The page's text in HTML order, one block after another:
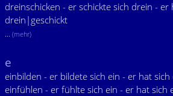
dreinschicken - er schickte sich drein - er
drein|geschickt
... (mehr)
e
einbilden - er bildete sich ein - er hat
einfühlen - er fühlte sich ein - er hat sich